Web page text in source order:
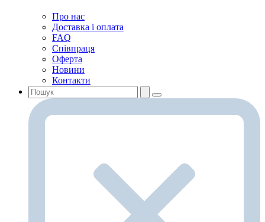
Про нас
Доставка і оплата
FAQ
Співпраця
Оферта
Новини
Контакти